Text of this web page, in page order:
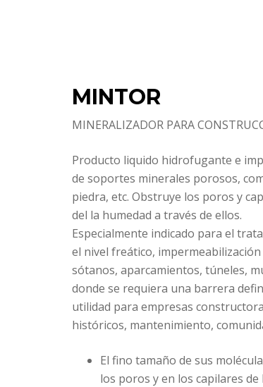
MINTOR
MINERALIZADOR PARA
Producto liquido hidrofugante e
de soportes minerales porosos,
piedra, etc. Obstruye los poros y
del la humedad a través de ellos.
Especialmente indicado para el
el nivel freático,
sótanos, aparcamientos, túneles,
donde se requiera una barrera
utilidad para empresas
históricos, mantenimiento,
El fino tamaño de sus
los poros y en los capilares